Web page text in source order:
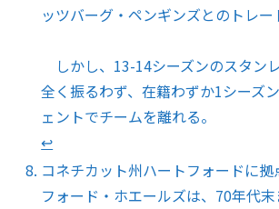
ッツバーグ・ペンギンズとのトレー
しかし、13-14シーズンのスタン
全く振るわず、在籍わずか1シーズ
ェントでチームを離れる。
↩︎
コネチカット州ハートフォードに拠
フォード・ホエールズは、70年代